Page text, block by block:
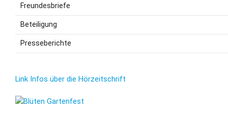
Freundesbriefe
Beteiligung
Presseberichte
Link Infos über die Hörzeitschrift